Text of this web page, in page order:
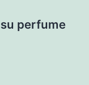
perfume